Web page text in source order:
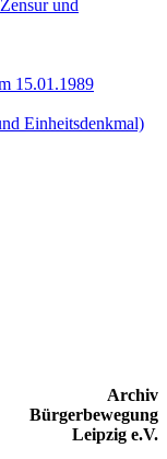
und
15.01.1989
Einheitsdenkmal)
Archiv
Bürgerbewegung
Leipzig e.V.